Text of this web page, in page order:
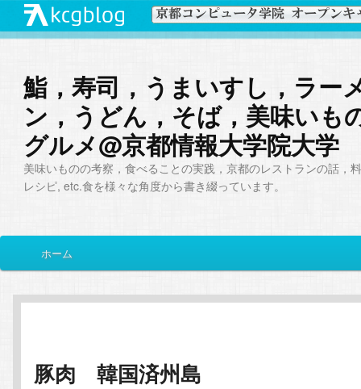
鮨，寿司，うまいすし，ラー
ン，うどん，そば，美味いも
グルメ@京都情報大学院大学
美味いものの考察，食べることの実践，京都のレストランの話，
レシピ, etc.食を様々な角度から書き綴っています。
イ
メ
イ
コ
サ
ブ
ン
ホーム
豚肉 韓国済州島